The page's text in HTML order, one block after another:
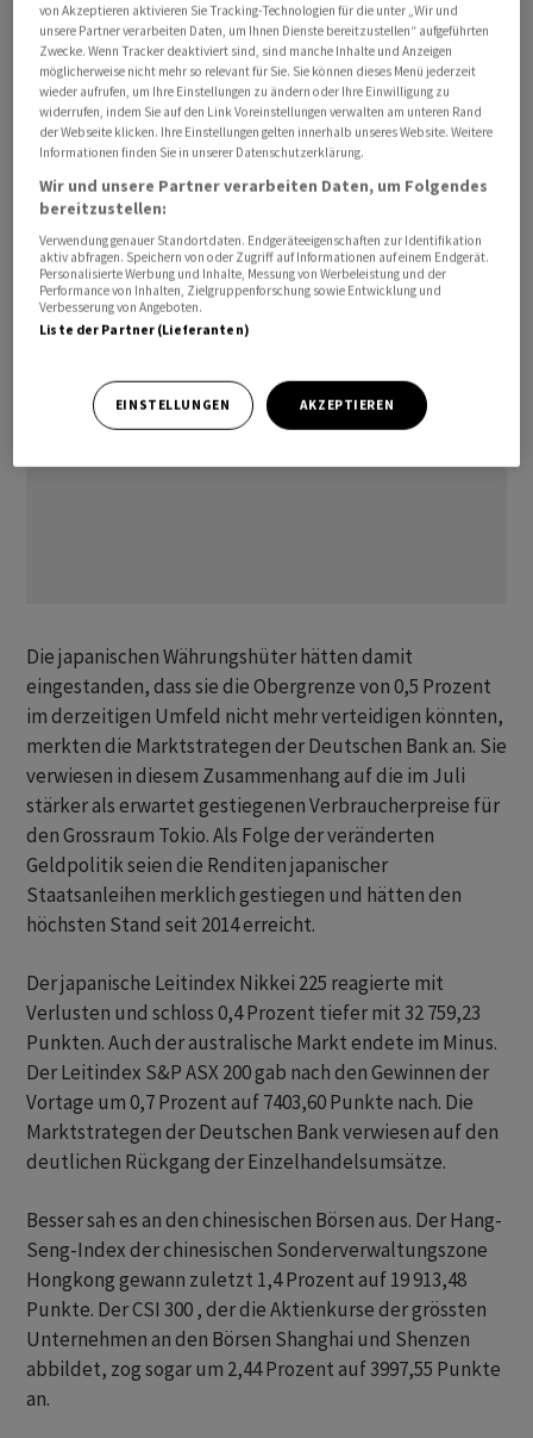
Die japanische Notenbank steht unter Druck, ihre
Politik anzupassen, da die US-Notenbank und andere
grosse Zentralbanken die Zinssätze erhöht haben, um
die Kreditvergabe zu bremsen und die Inflation
einzudämmen. Die Bank of Japan (BoJ) hob zudem ihre
Inflationsprognose für das Jahr 2023 zudem auf 2,5
Prozent an, nachdem sie zuvor noch von 1,8 Prozent
ausgegangen war.
Die japanischen Währungshüter hätten damit
eingestanden, dass sie die Obergrenze von 0,5 Prozent
im derzeitigen Umfeld nicht mehr verteidigen könnten,
merkten die Marktstrategen der Deutschen Bank an. Sie
verwiesen in diesem Zusammenhang auf die im Juli
stärker als erwartet gestiegenen Verbraucherpreise für
den Grossraum Tokio. Als Folge der veränderten
Geldpolitik seien die Renditen japanischer
Staatsanleihen merklich gestiegen und hätten den
höchsten Stand seit 2014 erreicht.
Der japanische Leitindex Nikkei 225 reagierte mit
Verlusten und schloss 0,4 Prozent tiefer mit 32 759,23
Punkten. Auch der australische Markt endete im Minus.
Der Leitindex S&P ASX 200 gab nach den Gewinnen der
Vortage um 0,7 Prozent auf 7403,60 Punkte nach. Die
Marktstrategen der Deutschen Bank verwiesen auf den
deutlichen Rückgang der Einzelhandelsumsätze.
Besser sah es an den chinesischen Börsen aus. Der Hang-
Seng-Index der chinesischen Sonderverwaltungszone
Hongkong gewann zuletzt 1,4 Prozent auf 19 913,48
Punkte. Der CSI 300 , der die Aktienkurse der grössten
Unternehmen an den Börsen Shanghai und Shenzen
abbildet, zog sogar um 2,44 Prozent auf 3997,55 Punkte
an.
von Akzeptieren aktivieren Sie Tracking-Technologien für die unter „Wir und
unsere Partner verarbeiten Daten, um Ihnen Dienste bereitzustellen“ aufgeführten
Zwecke. Wenn Tracker deaktiviert sind, sind manche Inhalte und Anzeigen
möglicherweise nicht mehr so relevant für Sie. Sie können dieses Menü jederzeit
wieder aufrufen, um Ihre Einstellungen zu ändern oder Ihre Einwilligung zu
widerrufen, indem Sie auf den Link Voreinstellungen verwalten am unteren Rand
der Webseite klicken. Ihre Einstellungen gelten innerhalb unseres Website. Weitere
Informationen finden Sie in unserer Datenschutzerklärung.
Wir und unsere Partner verarbeiten Daten, um Folgendes
bereitzustellen:
Verwendung genauer Standortdaten. Endgeräteeigenschaften zur Identifikation
aktiv abfragen. Speichern von oder Zugriff auf Informationen auf einem Endgerät.
Personalisierte Werbung und Inhalte, Messung von Werbeleistung und der
Performance von Inhalten, Zielgruppenforschung sowie Entwicklung und
Verbesserung von Angeboten.
Liste der Partner (Lieferanten)
EINSTELLUNGEN AKZEPTIEREN